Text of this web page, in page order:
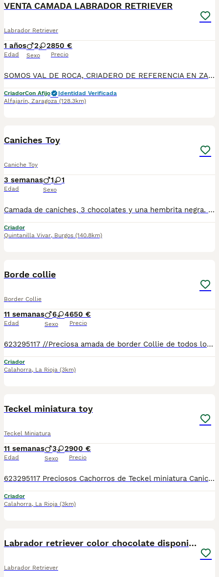
VENTA CAMADA LABRADOR RETRIEVER
Labrador Retriever
1 años
Edad
2 2
Sexo
850 €
Precio
SOMOS VAL DE ROCA, CRIADERO DE REFERENCIA EN ZARAGOZA, EN BREVE DISPONDREMOS DE CAMADAS DE LABRADOR RETRIEVER COLOR CHOCOLATE Y TAMBIEN COLOR DORADO. LOS CACHORROS SE ENTREGAN CON SU CORRESPONDIENTE MICROCHIP Y PASAPORTE, DESPARASITACION Y VACUNAS ACORDES A SU EDAD. NUCLEO ZOOLOGICO ES500175000201.
CriadorCon Afijo
Identidad Verificada
Alfajarín, Zaragoza (128.3km)
Caniches Toy
Caniche Toy
3 semanas
Edad
1 1
Sexo
Camada de caniches, 3 chocolates y una hembrita negra. Todos ellos se desparasitan y vacunan acorde a su edad, la entrega de los cachorros será en presencia de veterinario colegiado que pondrá microchip y pasaporte sanitario y certificara el buen estado del cachorro. Comiendo pienso seco, del que se dará un paquete para los primeros dias. A partir de 1500€.
Criador
Quintanilla Vivar, Burgos (140.8km)
Borde collie
Border Collie
11 semanas
Edad
6 4
Sexo
650 €
Precio
623295117 //Preciosa amada de border Collie de todos los colores chocolate, Red Merle blanco y negro, sable Quien, tricolores todo nuestros cachorros se encuentran vacunados desparasitado con cartilla de vacunación con su contrato de garantía y genético por escrito para mayor información llamada y WhatsApp no te quedes sin el tuyo. Llámame sin compromiso
Criador
Calahorra, La Rioja (3km)
Teckel miniatura toy
Teckel Miniatura
11 semanas
Edad
3 2
Sexo
900 €
Precio
623295117 Preciosos Cachorros de Teckel miniatura Caniche varios colores de buen morfología de buenos padres, criado un ambiente familiar. Una verdadera monada tiene chocolate tiene Isabelo negro, fuego, arlequín chocolatado para mayor información llamadas y WhatsApp. Todos nuestros cachorros se entregan en mano en cualquier parte de España llámanos sin compromiso para mayor información, llamadas y WhatsApp
Criador
Calahorra, La Rioja (3km)
Labrador retriever color chocolate disponibles.
Labrador Retriever